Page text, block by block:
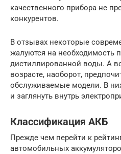
качественного прибора не
конкурентов.
В отзывах некоторые
жалуются на необходимость
дистиллированной воды. А
возрасте, наоборот,
обслуживаемые модели. В
и заглянуть внутрь
Классификация АКБ
Прежде чем перейти к
автомобильных